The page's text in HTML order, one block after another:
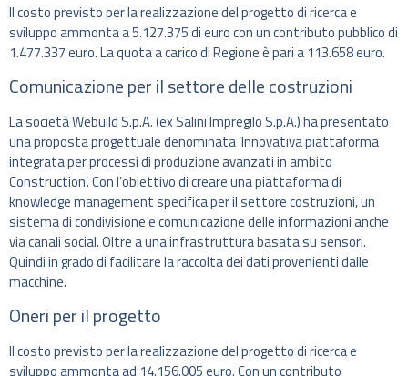
Il costo previsto per la realizzazione del progetto di ricerca e
sviluppo ammonta a 5.127.375 di euro con un contributo pubblico di
1.477.337 euro. La quota a carico di Regione è pari a 113.658 euro.
Comunicazione per il settore delle costruzioni
La società Webuild S.p.A. (ex Salini Impregilo S.p.A.) ha presentato
una proposta progettuale denominata ‘Innovativa piattaforma
integrata per processi di produzione avanzati in ambito
Construction’. Con l’obiettivo di creare una piattaforma di
knowledge management specifica per il settore costruzioni, un
sistema di condivisione e comunicazione delle informazioni anche
via canali social. Oltre a una infrastruttura basata su sensori.
Quindi in grado di facilitare la raccolta dei dati provenienti dalle
macchine.
Oneri per il progetto
Il costo previsto per la realizzazione del progetto di ricerca e
sviluppo ammonta ad 14.156.005 euro. Con un contributo